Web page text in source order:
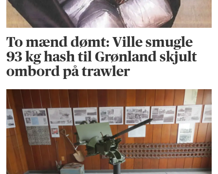
To mænd dømt: Ville smugle
93 kg hash til Grønland skjult
ombord på trawler